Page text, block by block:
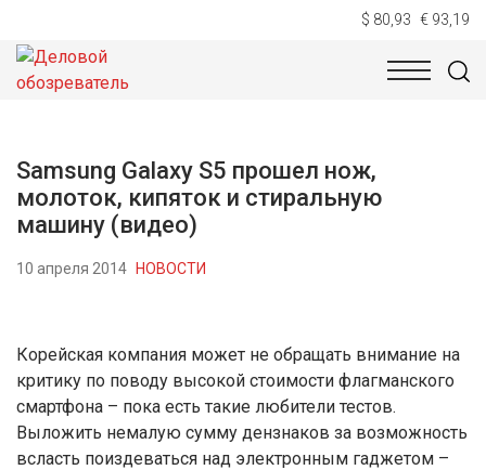
$ 80,93 € 93,19
НОВОСТИ
Samsung Galaxy S5 прошел нож,
молоток, кипяток и стиральную
машину (видео)
10 апреля 2014 НОВОСТИ
Корейская компания может не обращать внимание на
критику по поводу высокой стоимости флагманского
смартфона – пока есть такие любители тестов.
Выложить немалую сумму дензнаков за возможность
всласть поиздеваться над электронным гаджетом –